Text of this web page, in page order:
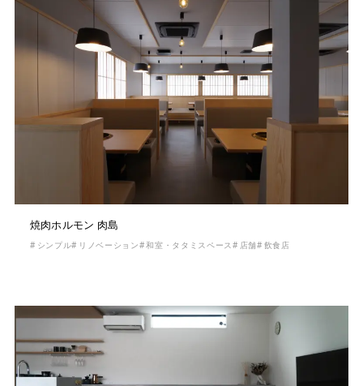
焼肉ホルモン 肉島
シンプル リノベーション 和室・タタミスペース 店舗 飲食店